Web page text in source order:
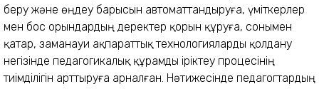
беру және өңдеу барысын автоматтандыруға, үміткерлер
мен бос орындардың деректер қорын құруға, сонымен
қатар, заманауи ақпараттық технологияларды қолдану
негізінде педагогикалық құрамды іріктеу процесінің
тиімділігін арттыруға арналған. Нәтижесінде педагогтардың